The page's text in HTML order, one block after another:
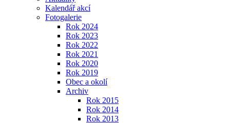
Kalendář akcí
Fotogalerie
Rok 2024
Rok 2023
Rok 2022
Rok 2021
Rok 2020
Rok 2019
Obec a okolí
Archiv
Rok 2015
Rok 2014
Rok 2013